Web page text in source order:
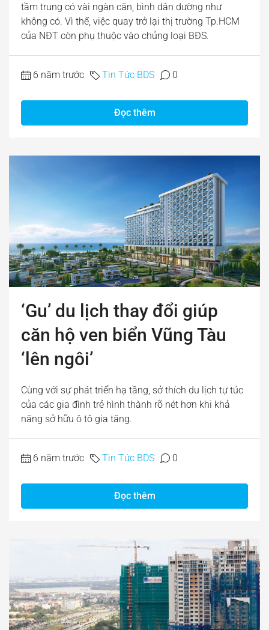
tầm trung có vài ngàn căn, bình dân dường như
không có. Vì thế, việc quay trở lại thị trường Tp.HCM
của NĐT còn phụ thuộc vào chủng loại BĐS.
6 năm trước Tin Tức BDS 0
Đọc thêm
‘Gu’ du lịch thay đổi giúp
căn hộ ven biển Vũng Tàu
‘lên ngôi’
Cùng với sự phát triển hạ tầng, sở thích du lịch tự túc
của các gia đình trẻ hình thành rõ nét hơn khi khả
năng sở hữu ô tô gia tăng.
6 năm trước Tin Tức BDS 0
Đọc thêm